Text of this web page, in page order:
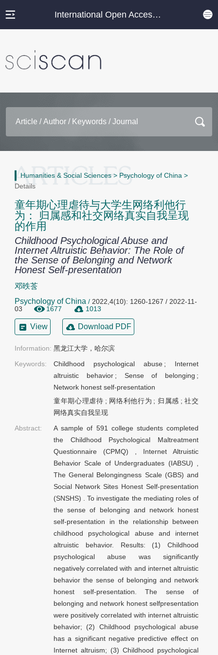
International Open Access Journal Platform
Humanities & Social Sciences > Psychology of China >
Details
童年期心理虐待与大学生网络利他行
为： 归属感和社交网络真实自我呈现
的作用
Childhood Psychological Abuse and
Internet Altruistic Behavior: The Role of
the Sense of Belonging and Network
Honest Self-presentation
邓昳莟
Psychology of China / 2022,4(10): 1260-1267 / 2022-11-
03
1677 1013
View Download PDF
Information: 黑龙江大学，哈尔滨
Keywords:
Childhood psychological abuse ; Internet
altruistic behavior ; Sense of belonging ;
Network honest self-presentation
童年期心理虐待 ; 网络利他行为 ; 归属感 ;社交
网络真实自我呈现
Abstract:
A sample of 591 college students completed
the Childhood Psychological Maltreatment
Questionnaire (CPMQ) , Internet Altruistic
Behavior Scale of Undergraduates (IABSU) ,
The General Belongingness Scale (GBS) and
Social Network Sites Honest Self-presentation
(SNSHS) . To investigate the mediating roles of
the sense of belonging and network honest
self-presentation in the relationship between
childhood psychological abuse and internet
altruistic behavior. Results: (1) Childhood
psychological abuse was significantly
negatively correlated with and internet altruistic
behavior the sense of belonging and network
honest self-presentation. The sense of
belonging and network honest selfpresentation
were positively correlated with internet altruistic
behavior; (2) Childhood psychological abuse
has a significant negative predictive effect on
Internet altruism; (3) Childhood psychological